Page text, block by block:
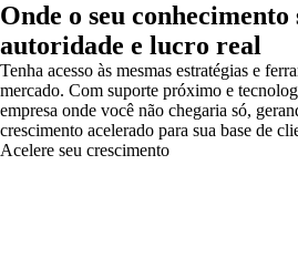
Onde o seu
autoridade e lucro real
Tenha acesso às mesmas estratégias e
mercado. Com suporte próximo e
empresa onde você não chegaria só,
crescimento acelerado para sua base de
Acelere seu crescimento